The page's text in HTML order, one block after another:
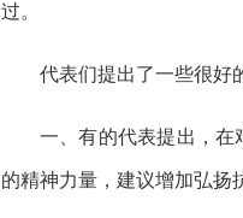
过。
代表们提出了一些很好
一、有的代表提出，在
的精神力量，建议增加弘扬